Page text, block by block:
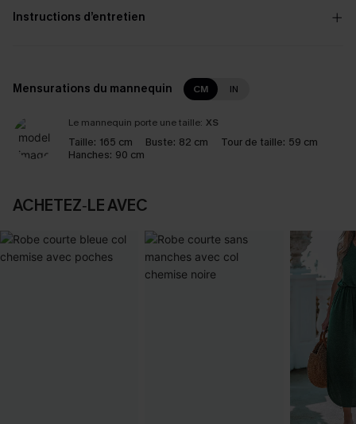
Instructions d’entretien
Mensurations du mannequin CM IN
Le mannequin porte une taille: XS
Taille: 165 cm Buste: 82 cm Tour de taille: 59 cm
Hanches: 90 cm
ACHETEZ‑LE AVEC